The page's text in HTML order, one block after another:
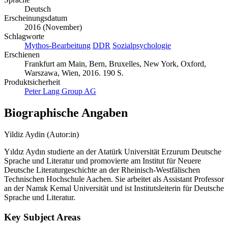
Deutsch
Erscheinungsdatum
2016 (November)
Schlagworte
Mythos-Bearbeitung DDR Sozialpsychologie
Erschienen
Frankfurt am Main, Bern, Bruxelles, New York, Oxford,
Warszawa, Wien, 2016. 190 S.
Produktsicherheit
Peter Lang Group AG
Biographische Angaben
Yildiz Aydin (Autor:in)
Yıldız Aydın studierte an der Atatürk Universität Erzurum Deutsche
Sprache und Literatur und promovierte am Institut für Neuere
Deutsche Literaturgeschichte an der Rheinisch-Westfälischen
Technischen Hochschule Aachen. Sie arbeitet als Assistant Professor
an der Namık Kemal Universität und ist Institutsleiterin für Deutsche
Sprache und Literatur.
Key Subject Areas